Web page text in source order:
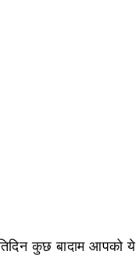
कुछ बादाम आपको ये